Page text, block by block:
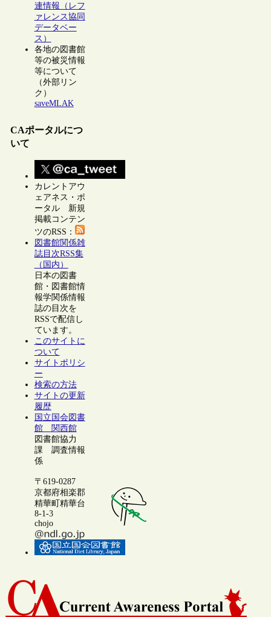
連情報（レフ
ァレンス協同
データベー
ス）
各地の図書館
等の被災情報
等について
（外部リン
ク）
saveMLAK
CAポータルにつ
いて
カレントアウ
ェアネス・ポ
ータル 新規
掲載コンテン
ツのRSS：
図書館関係雑
誌目次RSS集
（国内）
日本の図書
館・図書館情
報学関係情報
誌の目次を
RSSで配信し
ています。
このサイトに
ついて
サイトポリシ
ー
検索の方法
サイトの更新
履歴
国立国会図書
館 関西館
図書館協力
課 調査情報
係
〒619-0287
京都府相楽郡
精華町精華台
8-1-3
chojo